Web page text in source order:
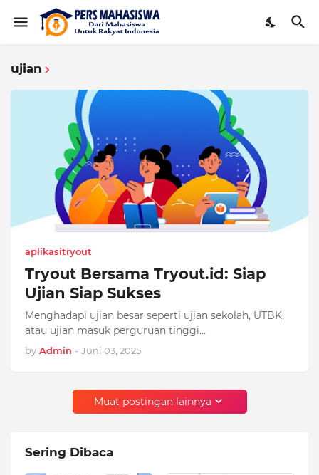
ujian
aplikasitryout
Tryout Bersama Tryout.id: Siap
Ujian Siap Sukses
Menghadapi ujian besar seperti ujian sekolah, UTBK,
atau ujian masuk perguruan tinggi…
by Admin - Juni 03, 2025
Muat postingan lainnya
Sering Dibaca